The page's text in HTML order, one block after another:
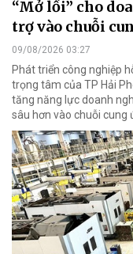
“Mở lối” cho
trợ vào chuỗi
09/08/2026 03:27
Phát triển công nghiệp
trọng tâm của TP Hải
tăng năng lực doanh
sâu hơn vào chuỗi cung